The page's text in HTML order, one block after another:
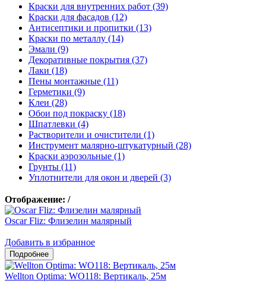
Краски для внутренних работ (39)
Краски для фасадов (12)
Антисептики и пропитки (13)
Краски по металлу (14)
Эмали (9)
Декоративные покрытия (37)
Лаки (18)
Пены монтажные (11)
Герметики (9)
Клеи (28)
Обои под покраску (18)
Шпатлевки (4)
Растворители и очистители (1)
Инструмент малярно-штукатурный (28)
Краски аэрозольные (1)
Грунты (11)
Уплотнители для окон и дверей (3)
Отображение: /
Oscar Fliz: Флизелин малярный
Добавить в избранное
Wellton Optima: WO118: Вертикаль, 25м